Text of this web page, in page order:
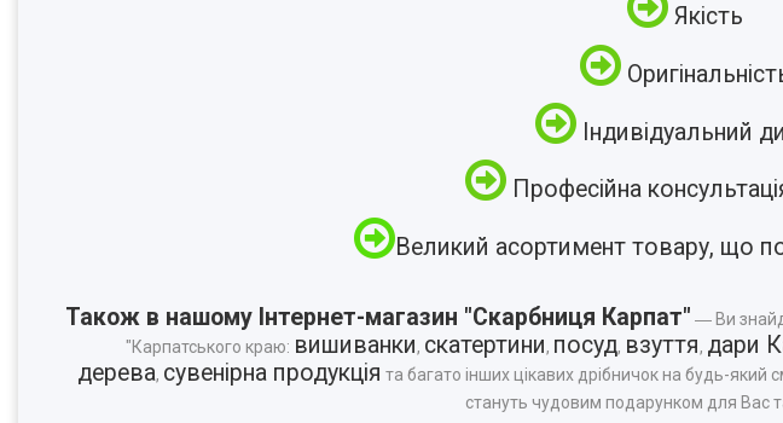
Якість
Індивідуальний
Професійна
Великий асортимент товару, що
Також в нашому Інтернет-магазин "Скарбниця Карпат" ― Ви
"Карпатського краю: вишиванки, скатертини, посуд, взуття, дари
дерева, сувенірна продукція та багато інших цікавих дрібничок на будь-який
стануть чудовим подарунком для Вас